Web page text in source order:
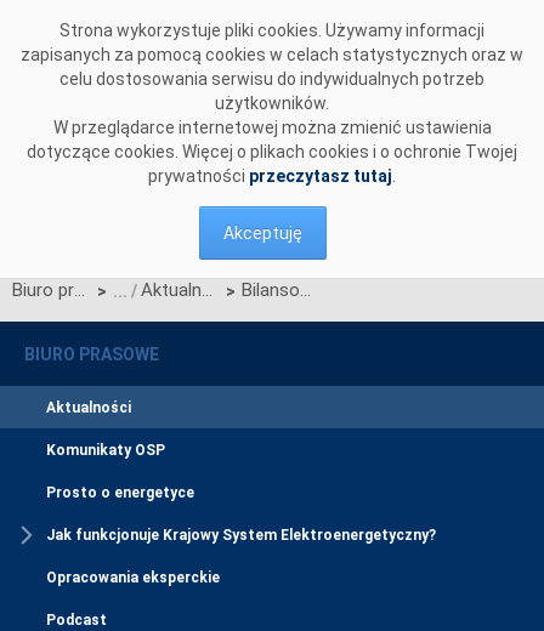
Strona wykorzystuje pliki cookies. Używamy informacji
zapisanych za pomocą cookies w celach statystycznych oraz w
celu dostosowania serwisu do indywidualnych potrzeb
użytkowników.
W przeglądarce internetowej można zmienić ustawienia
dotyczące cookies. Więcej o plikach cookies i o ochronie Twojej
prywatności przeczytasz tutaj
Akceptuję
Biuro prasowe > Aktualności > Bilansowanie handlowe KSE w maju 2026
BIURO PRASOWE
Aktualności
Komunikaty OSP
Prosto o energetyce
Jak funkcjonuje Krajowy System Elektroenergetyczny?
Opracowania eksperckie
Podcast